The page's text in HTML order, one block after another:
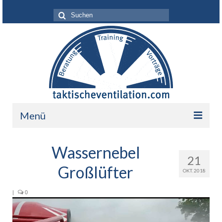
Suche
nach:
Menü
Referenzen
21
OKT. 2018
Wassernebel
Großlüfter
| 0
Video-
Player